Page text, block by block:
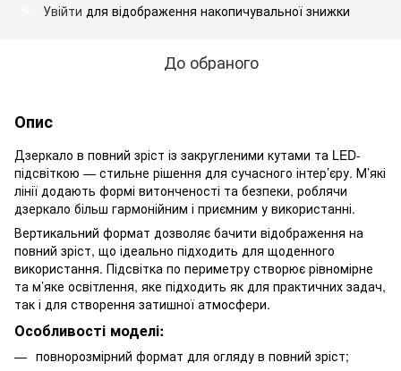
Увійти для відображення накопичувальної знижки
До обраного
Опис
Дзеркало в повний зріст із закругленими кутами та LED-
підсвіткою — стильне рішення для сучасного інтер’єру. М’які
лінії додають формі витонченості та безпеки, роблячи
дзеркало більш гармонійним і приємним у використанні.
Вертикальний формат дозволяє бачити відображення на
повний зріст, що ідеально підходить для щоденного
використання. Підсвітка по периметру створює рівномірне
та м’яке освітлення, яке підходить як для практичних задач,
так і для створення затишної атмосфери.
Особливості моделі:
повнорозмірний формат для огляду в повний зріст;